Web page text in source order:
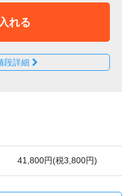
れる
段詳細
41,800円(税3,800円)